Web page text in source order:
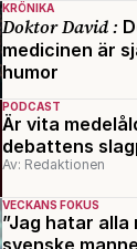
KRÖNIKA
Doktor David :
medicinen är
humor
PODCAST
Är vita
debattens
Av: Redaktionen
VECKANS FOKUS
”Jag hatar alla